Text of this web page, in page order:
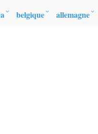
belgique allemagne